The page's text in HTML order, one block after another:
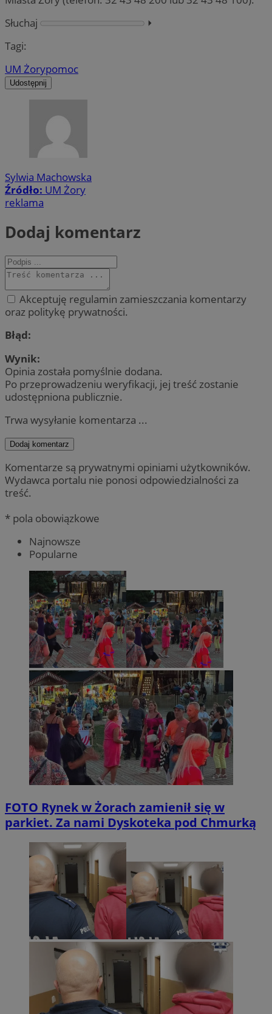
Słuchaj
⏵︎
Tagi:
UM Żorypomoc
Udostępnij
Sylwia Machowska
Źródło: UM Żory
reklama
Dodaj komentarz
Akceptuję regulamin zamieszczania komentarzy
oraz politykę prywatności.
Błąd:
Wynik:
Opinia została pomyślnie dodana.
Po przeprowadzeniu weryfikacji, jej treść zostanie
udostępniona publicznie.
Trwa wysyłanie komentarza ...
Dodaj komentarz
Komentarze są prywatnymi opiniami użytkowników.
Wydawca portalu nie ponosi odpowiedzialności za
treść.
* pola obowiązkowe
Najnowsze
Popularne
FOTO Rynek w Żorach zamienił się w
parkiet. Za nami Dyskoteka pod Chmurką